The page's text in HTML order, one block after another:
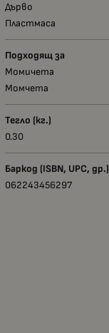
Дърво
Пластмаса
Подходящ за
Момичета
Момчета
Тегло (кг.)
0.30
Баркод (ISBN, UPC, др.)
062243456297